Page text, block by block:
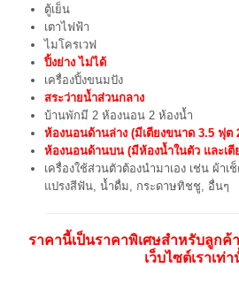
ตู้เย็น
เตาไฟฟ้า
ไมโครเวฟ
ปิ้งย่าง ไม่ได้
เครื่องปิ้งขนมปัง
สระว่ายน้ำส่วนกลาง
บ้านพักมี 2 ห้องนอน 2 ห้องน้ำ
ห้องนอนด้านล่าง (มีเตียงขนาด 3.5 ฟุต
ห้องนอนด้านบน (มีห้องน้ำในตัว และเตี
เครื่องใช้ส่วนตัวต้องนำมาเอง เช่น ผ้า
แปรงสีฟัน, น้ำดื่ม, กระดาษทิชชู, อื่นๆ
ราคานี้เป็นราคาพิเศษสำหรับลูกค้
เว็บไซต์เราเท่